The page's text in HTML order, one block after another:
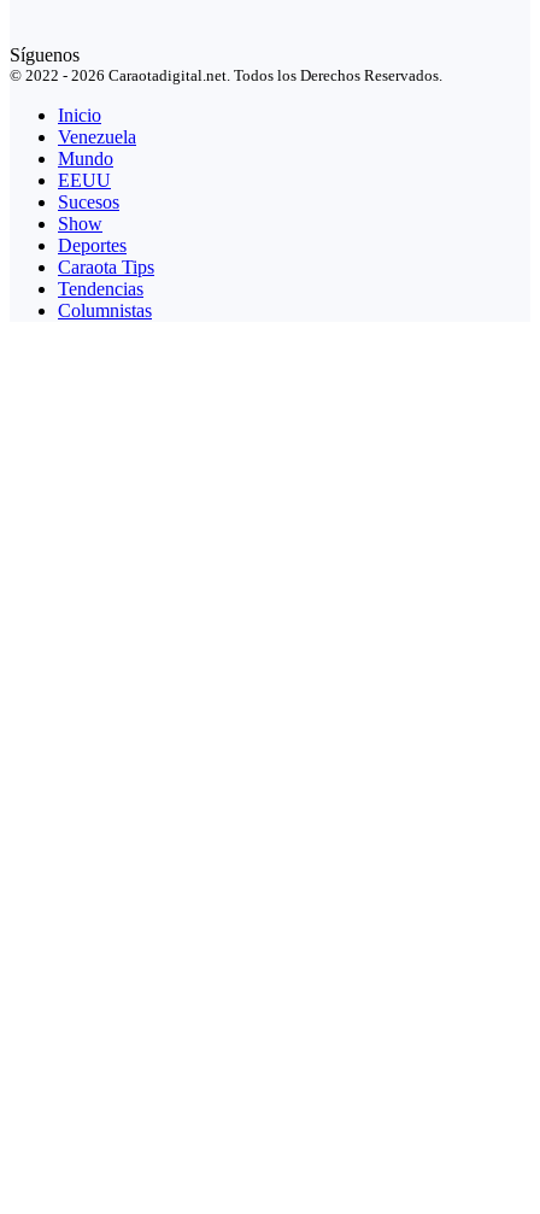
Síguenos
© 2022 - 2026 Caraotadigital.net. Todos los Derechos Reservados.
Inicio
Venezuela
Mundo
EEUU
Sucesos
Show
Deportes
Caraota Tips
Tendencias
Columnistas